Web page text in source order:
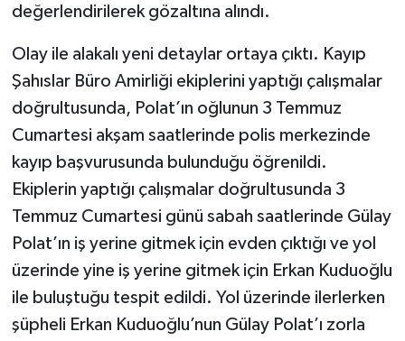
değerlendirilerek gözaltına alındı.
Olay ile alakalı yeni detaylar ortaya çıktı. Kayıp
Şahıslar Büro Amirliği ekiplerini yaptığı çalışmalar
doğrultusunda, Polat’ın oğlunun 3 Temmuz
Cumartesi akşam saatlerinde polis merkezinde
kayıp başvurusunda bulunduğu öğrenildi.
Ekiplerin yaptığı çalışmalar doğrultusunda 3
Temmuz Cumartesi günü sabah saatlerinde Gülay
Polat’ın iş yerine gitmek için evden çıktığı ve yol
üzerinde yine iş yerine gitmek için Erkan Kuduoğlu
ile buluştuğu tespit edildi. Yol üzerinde ilerlerken
şüpheli Erkan Kuduoğlu’nun Gülay Polat’ı zorla